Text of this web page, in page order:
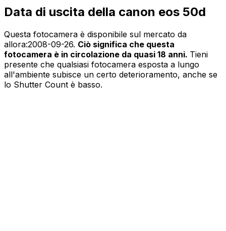
Data di uscita della canon eos 50d
Questa fotocamera è disponibile sul mercato da
allora:2008-09-26. Ciò significa che questa
fotocamera è in circolazione da quasi 18 anni. Tieni
presente che qualsiasi fotocamera esposta a lungo
all'ambiente subisce un certo deterioramento, anche se
lo Shutter Count è basso.